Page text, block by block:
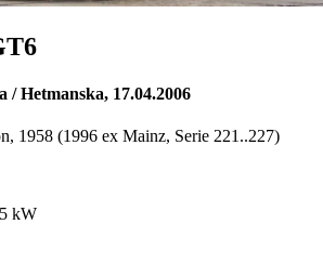
Hetmanska, 17.04.2006
1958 (1996 ex Mainz, Serie 221..227)
kW